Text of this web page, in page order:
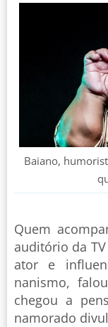
Baiano,
Quem
auditório da
ator e
nanismo,
chegou a
namorado